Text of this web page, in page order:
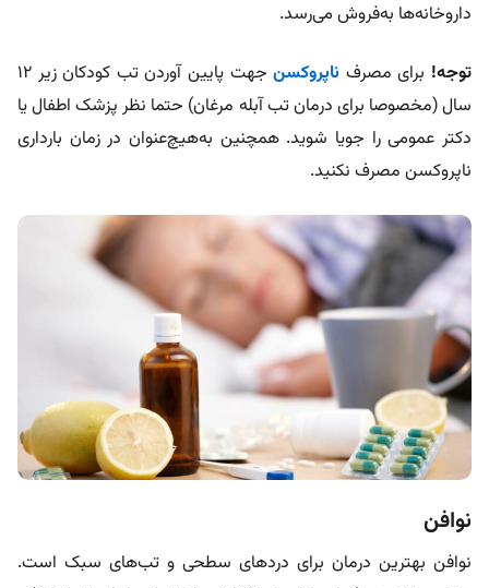
داروخانه‌ها به‌فروش می‌رسد.
توجه! برای مصرف ناپروکسن
جهت پایین آوردن تب کودکان زیر ۱۲
سال (مخصوصا برای درمان تب آبله مرغان) حتما نظر پزشک اطفال یا
دکتر عمومی را جویا شوید. همچنین به‌هیچ‌عنوان در زمان بارداری
ناپروکسن مصرف نکنید.
نوافن
نوافن بهترین درمان برای دردهای سطحی و تب‌های سبک است.